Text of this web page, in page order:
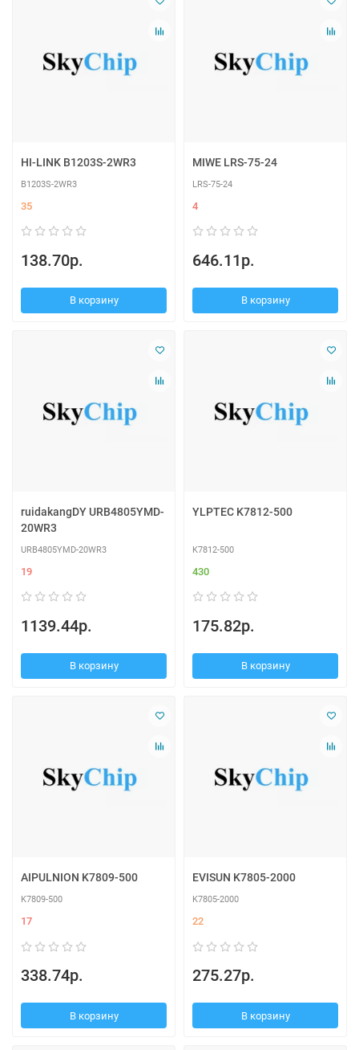
HI-LINK B1203S-2WR3
B1203S-2WR3
35
138.70р.
В корзину
MIWE LRS-75-24
LRS-75-24
4
646.11р.
В корзину
ruidakangDY URB4805YMD-
20WR3
URB4805YMD-20WR3
19
1139.44р.
В корзину
YLPTEC K7812-500
K7812-500
430
175.82р.
В корзину
AIPULNION K7809-500
K7809-500
17
338.74р.
В корзину
EVISUN K7805-2000
K7805-2000
22
275.27р.
В корзину